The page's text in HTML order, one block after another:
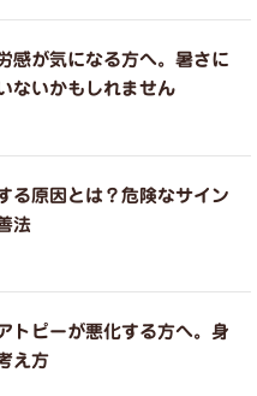
感が気になる方へ。暑さに
ないかもしれません
る原因とは？危険なサイン
法
トピーが悪化する方へ。身
え方